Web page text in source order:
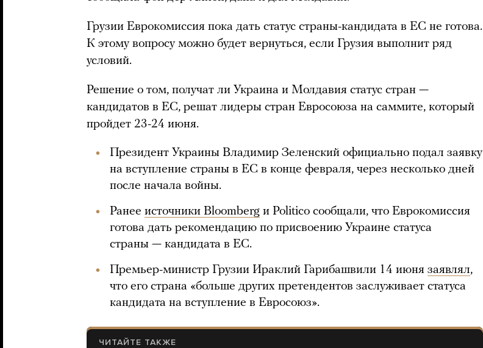
Грузии Еврокомиссия пока дать статус страны-кандидата в ЕС не готова.
К этому вопросу можно будет вернуться, если Грузия выполнит ряд
условий.
Решение о том, получат ли Украина и Молдавия статус стран —
кандидатов в ЕС, решат лидеры стран Евросоюза на саммите, который
пройдет 23-24 июня.
Президент Украины Владимир Зеленский официально подал заявку
на вступление страны в ЕС в конце февраля, через несколько дней
после начала войны.
Ранее источники Bloomberg и Politico сообщали, что Еврокомиссия
готова дать рекомендацию по присвоению Украине статуса
страны — кандидата в ЕС.
Премьер-министр Грузии Ираклий Гарибашвили 14 июня заявлял,
что его страна «больше других претендентов заслуживает статуса
кандидата на вступление в Евросоюз».
ЧИТАЙТЕ ТАКЖЕ